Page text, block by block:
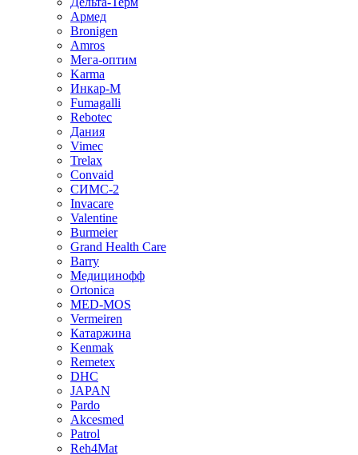
Армед
Bronigen
Amros
Мега-оптим
Karma
Инкар-М
Fumagalli
Rebotec
Дания
Vimec
Trelax
Convaid
СИМС-2
Invacare
Valentine
Burmeier
Grand Health Care
Barry
Медицинофф
Ortonica
MED-MOS
Vermeiren
Катаржина
Kenmak
Remetex
DHC
JAPAN
Pardo
Akcesmed
Patrol
Reh4Mat